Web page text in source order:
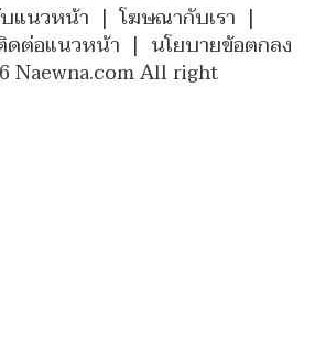
แนวหน้า | โฆษณากับเรา |
ดต่อแนวหน้า | นโยบายข้อตกลง
Naewna.com All right